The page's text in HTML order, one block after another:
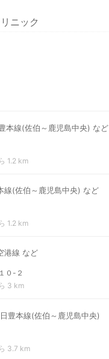
ニック
本線(佐伯～鹿児島中央) など
1.2 km
線(佐伯～鹿児島中央) など
1.2 km
港線 など
０-２
3 km
豊本線(佐伯～鹿児島中央)
3.7 km